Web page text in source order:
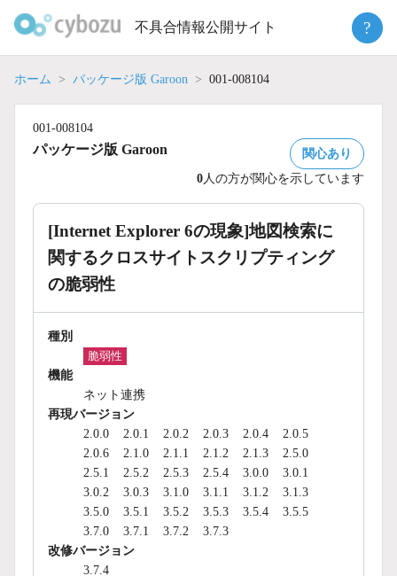
不具合情報公開サイト ?
ホーム パッケージ版 Garoon 001-008104
001-008104
パッケージ版 Garoon
関心あり
0 人の方が関心を示しています
[Internet Explorer 6の現象]地図検索に
関するクロスサイトスクリプティング
の脆弱性
種別
脆弱性
機能
ネット連携
再現バージョン
2.0.0
2.0.1 2.0.2 2.0.3 2.0.4
2.0.5
2.0.6
2.1.0 2.1.1 2.1.2 2.1.3
2.5.0
2.5.1
2.5.2 2.5.3 2.5.4 3.0.0
3.0.1
3.0.2
3.0.3 3.1.0 3.1.1 3.1.2
3.1.3
3.5.0
3.5.1 3.5.2 3.5.3 3.5.4
3.5.5
3.7.0
3.7.1 3.7.2
3.7.3
改修バージョン
3.7.4